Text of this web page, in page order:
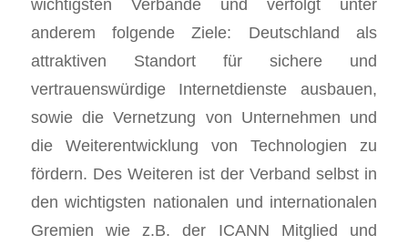
wichtigsten Verbände und verfolgt unter
anderem folgende Ziele: Deutschland als
attraktiven Standort für sichere und
vertrauenswürdige Internetdienste ausbauen,
sowie die Vernetzung von Unternehmen und
die Weiterentwicklung von Technologien zu
fördern. Des Weiteren ist der Verband selbst in
den wichtigsten nationalen und internationalen
Gremien wie z.B. der ICANN Mitglied und